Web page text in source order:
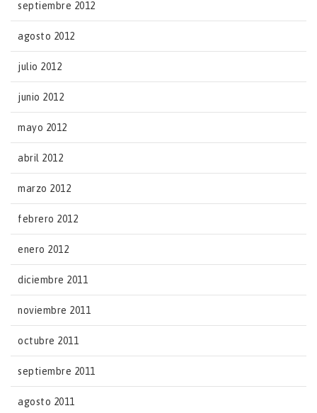
septiembre 2012
agosto 2012
julio 2012
junio 2012
mayo 2012
abril 2012
marzo 2012
febrero 2012
enero 2012
diciembre 2011
noviembre 2011
octubre 2011
septiembre 2011
agosto 2011